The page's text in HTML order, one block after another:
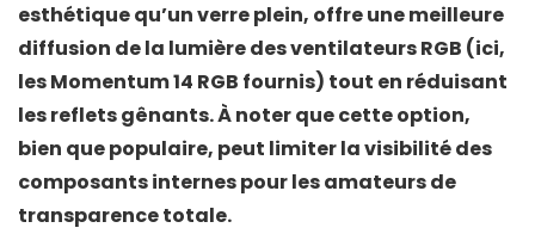
esthétique qu’un verre plein, offre une meilleure
diffusion de la lumière des ventilateurs RGB (ici,
lesMomentum 14 RGB fournis) tout en réduisant
les reflets gênants. À noter que cette option,
bien que populaire, peut limiter la visibilité des
composants internes pour les amateurs de
transparence totale.